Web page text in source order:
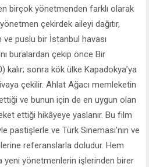
birçok yönetmenden farklı olarak
çekirdek aileyi dağıtır,
puslu bir İstanbul havası
buralardan çekip önce Bir
kalır; sonra kök ülke Kapadokya’ya
çekilir. Ahlat Ağacı memleketin
ve bunun için de en uygun olan
ettiği hikâyeye yaslanır. Bu film
pastişlerle ve Türk Sineması’nın ve
referanslarla doludur. Hem
yeni yönetmenlerin işlerinden birer